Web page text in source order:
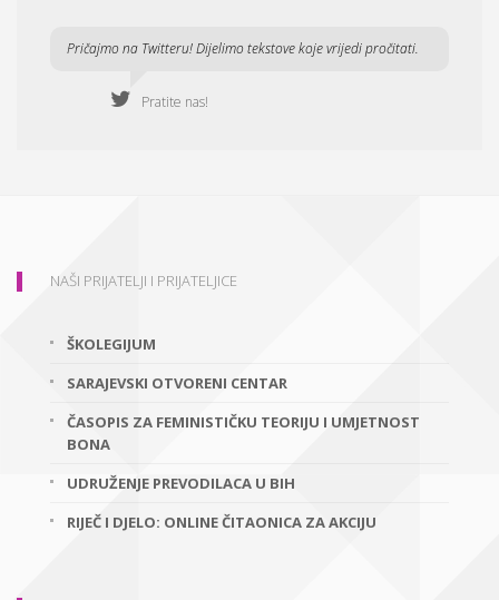
Pričajmo na Twitteru! Dijelimo tekstove koje vrijedi pročitati.
Pratite nas!
NAŠI PRIJATELJI I PRIJATELJICE
ŠKOLEGIJUM
SARAJEVSKI OTVORENI CENTAR
ČASOPIS ZA FEMINISTIČKU TEORIJU I UMJETNOST
BONA
UDRUŽENJE PREVODILACA U BIH
RIJEČ I DJELO: ONLINE ČITAONICA ZA AKCIJU